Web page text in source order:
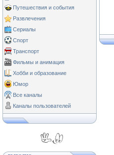
Путешествия и события
Развлечения
Сериалы
Спорт
Транспорт
Фильмы и анимация
Хобби и образование
Юмор
Все каналы
Каналы пользователей